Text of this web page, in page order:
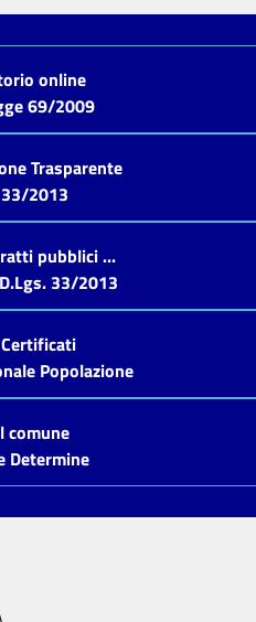
online
69/2009
Trasparente
2013
pubblici ...
33/2013
Popolazione
comune
Determine